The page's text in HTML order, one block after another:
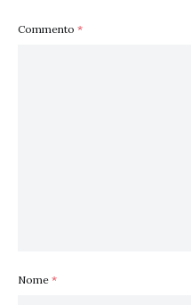
Commento *
Nome *